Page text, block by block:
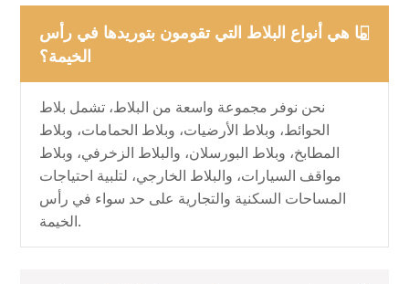
ما هي أنواع البلاط التي تقومون بتوريدها في رأس
الخيمة؟
نحن نوفر مجموعة واسعة من البلاط، تشمل بلاط
الحوائط، وبلاط الأرضيات، وبلاط الحمامات، وبلاط
المطابخ، وبلاط البورسلان، والبلاط الزخرفي، وبلاط
مواقف السيارات، والبلاط الخارجي، لتلبية احتياجات
المساحات السكنية والتجارية على حد سواء في رأس
الخيمة.